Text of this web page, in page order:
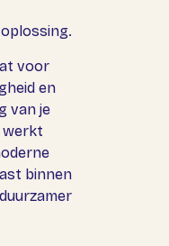
voor
en
van je
werkt
binnen